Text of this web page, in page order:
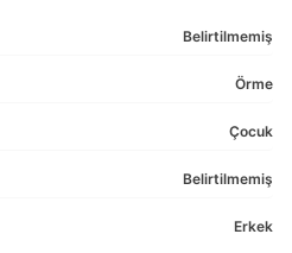
Belirtilmemiş
Örme
Çocuk
Belirtilmemiş
Erkek